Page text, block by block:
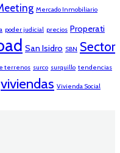
Mercado Inmobiliario
poder judicial precios Properati
San Isidro SBN Sector
terrenos surco surquillo tendencias
viviendas Vivienda Social